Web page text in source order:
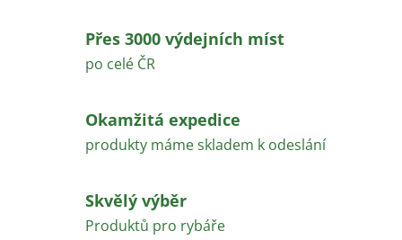
Přes 3000 výdejních míst
po celé ČR
Okamžitá expedice
produkty máme skladem k odeslání
Skvělý výběr
Produktů pro rybáře